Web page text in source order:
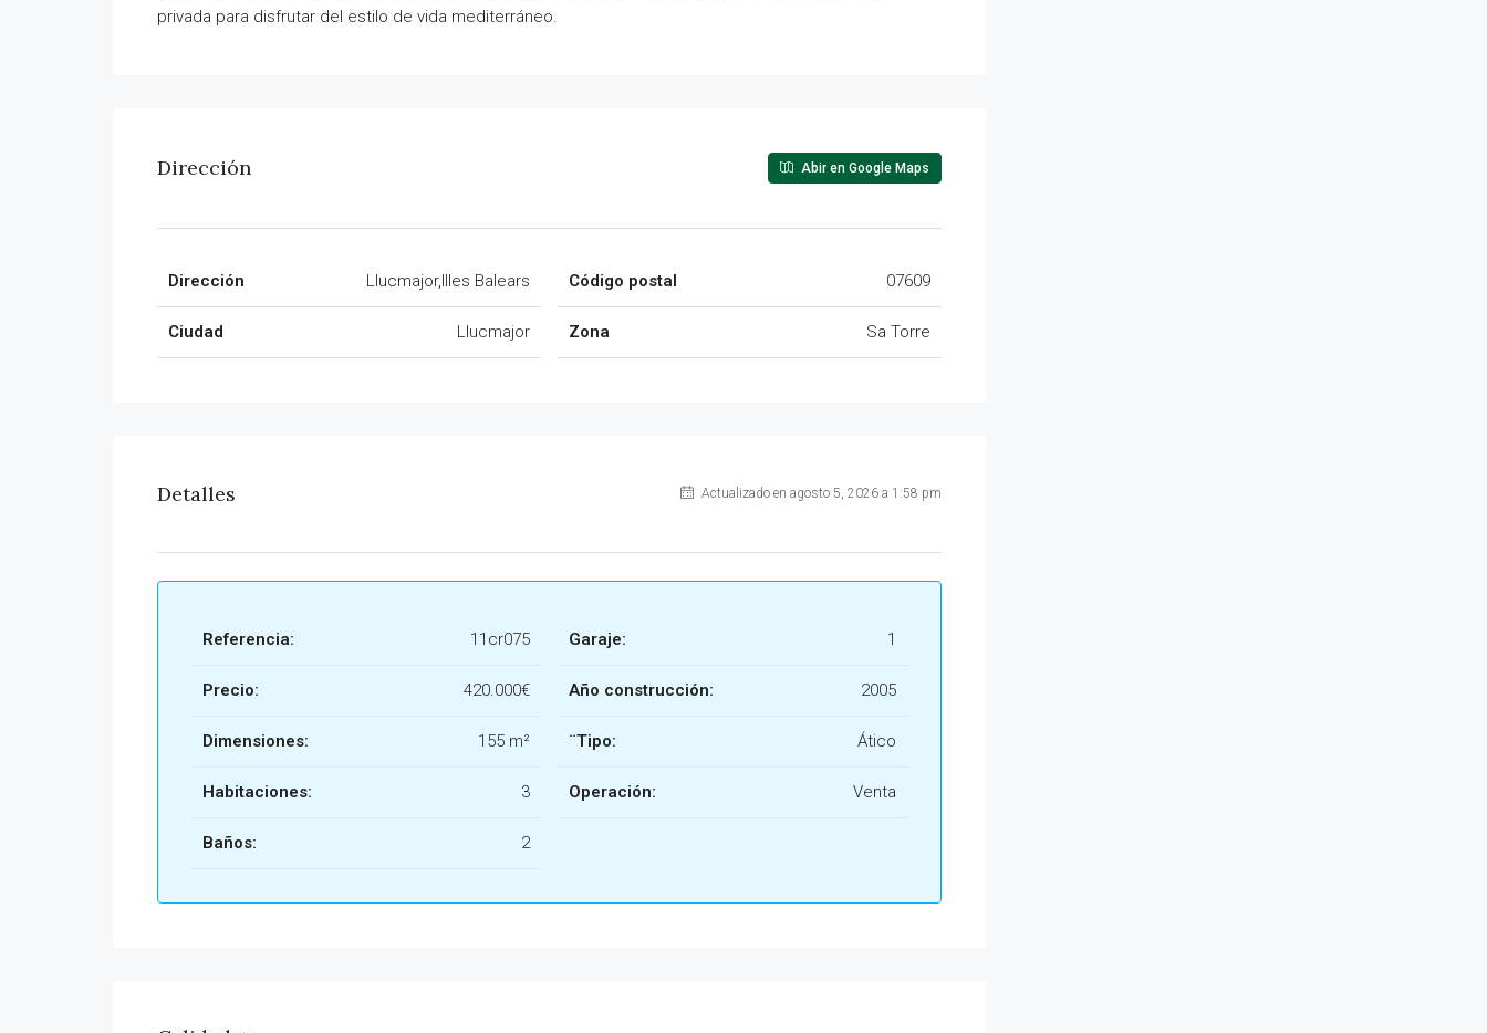
privada para disfrutar del estilo de vida mediterráneo.
Dirección Abir en Google Maps
Dirección Llucmajor,Illes Balears
Ciudad Llucmajor
Código postal 07609
Zona Sa Torre
Detalles Actualizado en agosto 5, 2026 a 1:58 pm
Referencia: 11cr075
Precio: 420.000€
Dimensiones: 155 m²
Habitaciones: 3
Baños: 2
Garaje: 1
Año construcción: 2005
¨Tipo: Ático
Operación: Venta